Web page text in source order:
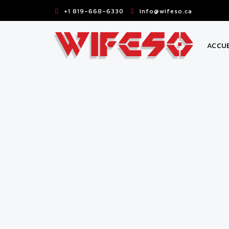
+1 819-668-6330 info@wifeso.ca